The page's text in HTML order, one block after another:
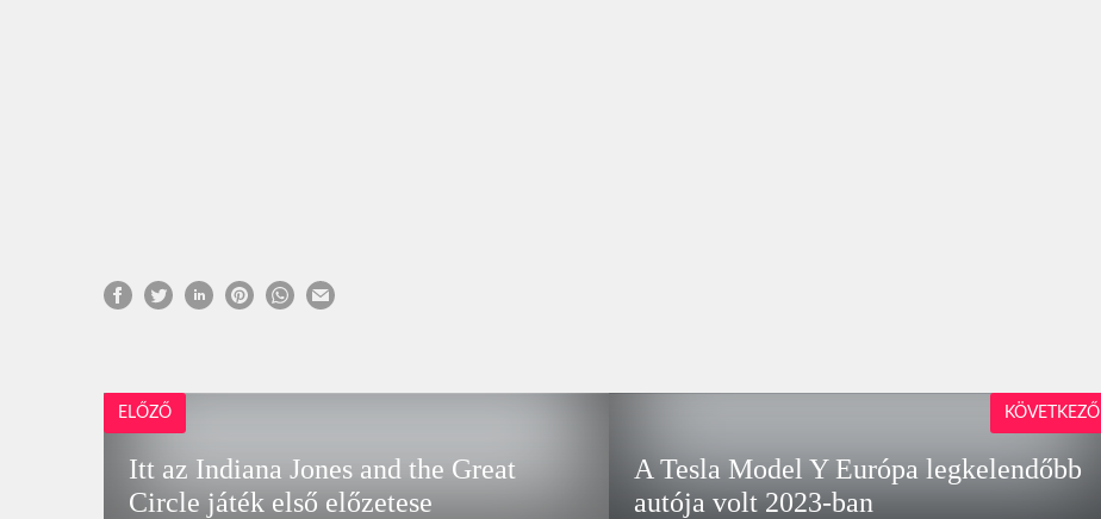
ELŐZŐ
Itt az Indiana Jones and the Great
Circle játék első előzetese
A Tesla Model Y Európa legkelendőbb
autója volt 2023-ban
KÖVETKEZŐ